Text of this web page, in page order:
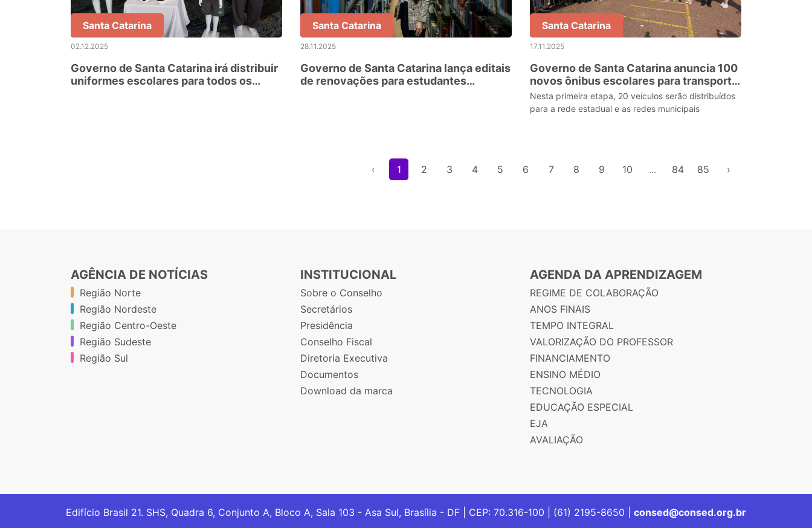
Santa Catarina
02.12.2025
Governo de Santa Catarina irá distribuir
uniformes escolares para todos os
Santa Catarina
28.11.2025
Governo de Santa Catarina lança editais
de renovações para estudantes
Santa Catarina
17.11.2025
Governo de Santa Catarina anuncia 100
novos ônibus escolares para transporte
de estudantes das redes públicas de
ensino
Nesta primeira etapa, 20 veículos serão distribuídos
para a rede estadual e as redes municipais
‹ 1 2 3 4 5 6 7 8 9 10 ... 84 85 ›
AGÊNCIA DE NOTÍCIAS
Região Norte
Região Nordeste
Região Centro-Oeste
Região Sudeste
Região Sul
INSTITUCIONAL
Sobre o Conselho
Secretários
Presidência
Conselho Fiscal
Diretoria Executiva
Documentos
Download da marca
AGENDA DA APRENDIZAGEM
REGIME DE COLABORAÇÃO
ANOS FINAIS
TEMPO INTEGRAL
VALORIZAÇÃO DO PROFESSOR
FINANCIAMENTO
ENSINO MÉDIO
TECNOLOGIA
EDUCAÇÃO ESPECIAL
EJA
AVALIAÇÃO
Edifício Brasil 21. SHS, Quadra 6, Conjunto A, Bloco A, Sala 103 - Asa Sul, Brasília - DF | CEP: 70.316-100 | (61) 2195-8650 | consed@consed.org.br